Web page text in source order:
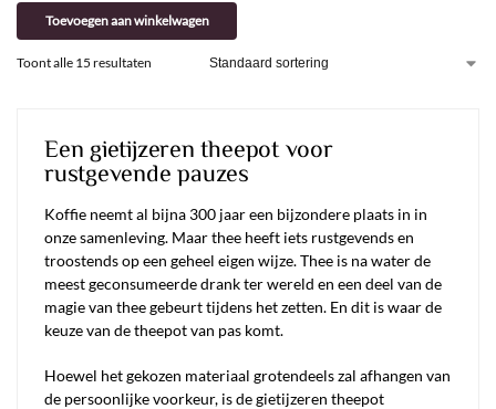
Toevoegen aan winkelwagen
Toont alle 15 resultaten
Een gietijzeren theepot voor
rustgevende pauzes
Koffie neemt al bijna 300 jaar een bijzondere plaats in in
onze samenleving. Maar thee heeft iets rustgevends en
troostends op een geheel eigen wijze. Thee is na water de
meest geconsumeerde drank ter wereld en een deel van de
magie van thee gebeurt tijdens het zetten. En dit is waar de
keuze van de theepot van pas komt.
Hoewel het gekozen materiaal grotendeels zal afhangen van
de persoonlijke voorkeur, is de gietijzeren theepot